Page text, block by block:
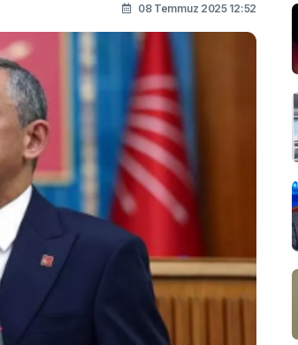
08 Temmuz 2025 12:52